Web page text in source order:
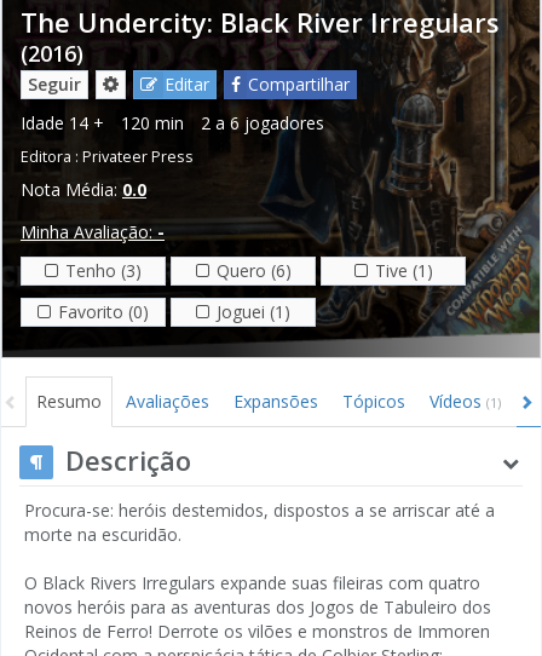
The Undercity: Black River Irregulars
(2016)
Seguir Editar
Compartilhar
Idade 14 + 120 min 2 a 6 jogadores
Editora : Privateer Press
Nota Média: 0.0
Minha Avaliação: -
Tenho (3)
Quero (6)
Tive (1)
Favorito (0)
Joguei (1)
Resumo Avaliações Expansões Tópicos Vídeos (1)
Descrição
Procura-se: heróis destemidos, dispostos a se arriscar até a
morte na escuridão.
O Black Rivers Irregulars expande suas fileiras com quatro
novos heróis para as aventuras dos Jogos de Tabuleiro dos
Reinos de Ferro! Derrote os vilões e monstros de Immoren